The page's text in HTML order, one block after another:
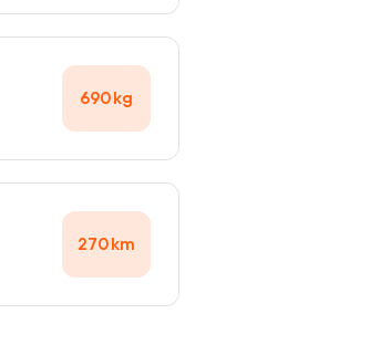
690kg
270km